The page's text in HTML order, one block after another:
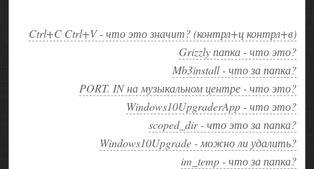
Ctrl+C Ctrl+V - что это значит? (контрл+ц контрл+в)
Grizzly папка - что это?
Mb3install - что за папка?
PORT. IN на музыкальном центре - что это?
Windows10UpgraderApp - что это?
scoped_dir - что это за папка?
Windows10Upgrade - можно ли удалить?
im_temp - что за папка?